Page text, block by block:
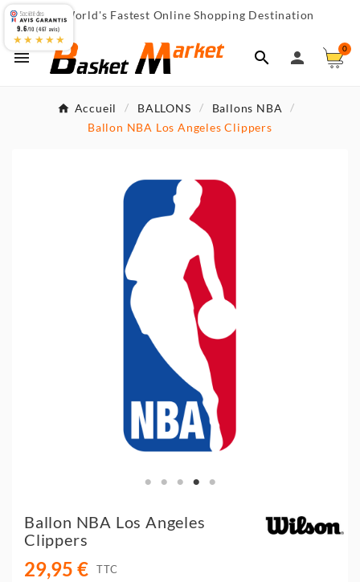
 World's Fastest Online Shopping Destination
  
0
Accueil BALLONS
Ballons NBA
Ballon NBA Los Angeles Clippers
Ballon NBA Los Angeles
Clippers
29,95 € TTC
9.6/10 (467 avis)
★★★★★